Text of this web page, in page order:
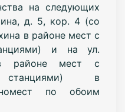
на следующих
д. 5, кор. 4 (со
в районе мест с
и на ул.
районе мест с
станциями) в
по обоим